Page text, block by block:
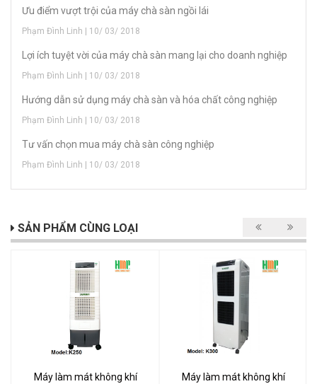
Ưu điểm vượt trội của máy chà sàn ngồi lái
Phạm Đình Linh | 10/ 03/ 2018
Lợi ích tuyệt vời của máy chà sàn mang lại cho doanh nghiệp
Phạm Đình Linh | 10/ 03/ 2018
Hướng dẫn sử dụng máy chà sàn và hóa chất công nghiệp
Phạm Đình Linh | 10/ 03/ 2018
Tư vấn chọn mua máy chà sàn công nghiệp
Phạm Đình Linh | 10/ 03/ 2018
SẢN PHẨM CÙNG LOẠI
Máy làm mát không khí
Máy làm mát không khí